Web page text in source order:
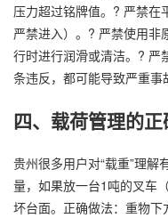
压力超过铭牌值。? 严禁在
严禁进入）。? 严禁使用非
行时进行润滑或清洁。? 严
条违反，都可能导致严重事
四、载荷管理的
贵州很多用户对“载重”理
量，如果放一台1吨的叉车
坏台面。正确做法：重物